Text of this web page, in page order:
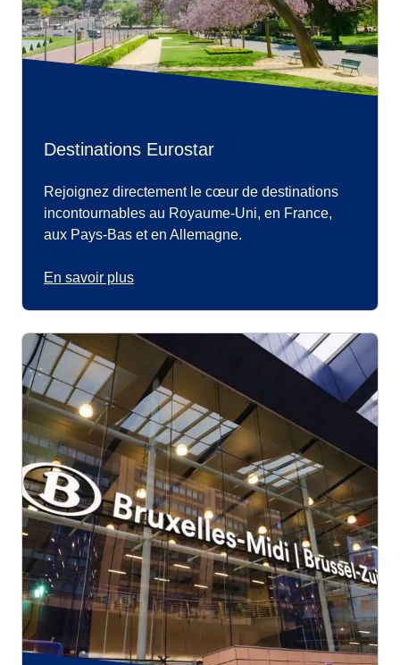
Destinations Eurostar
Rejoignez directement le cœur de destinations
incontournables au Royaume-Uni, en France,
aux Pays-Bas et en Allemagne.
En savoir plus